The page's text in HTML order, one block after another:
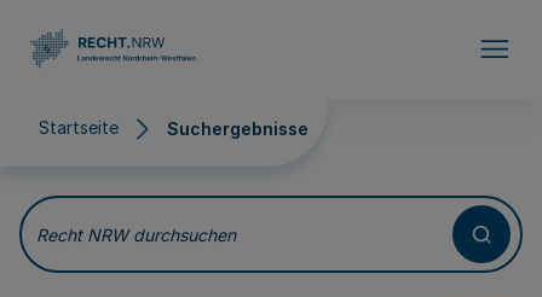
Startseite Suchergebnisse
Suchergebnisse
Recht NRW durchsuchen